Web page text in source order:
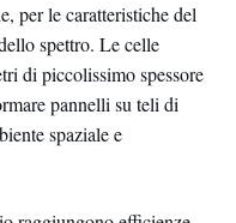
per le caratteristiche del
spettro. Le celle
di piccolissimo spessore
pannelli su teli di
spaziale e